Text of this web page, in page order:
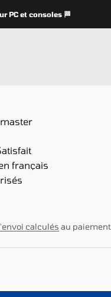
et consoles 🏁
français
calculés au paiement